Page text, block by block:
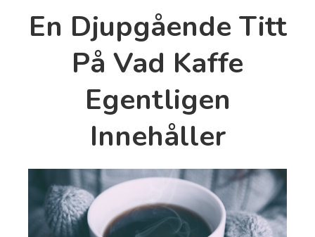
En Djupgående Titt
På Vad Kaffe
Egentligen
Innehåller